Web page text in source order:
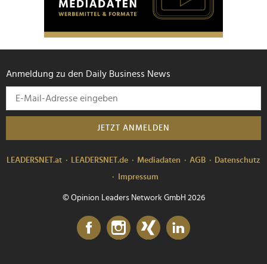
Anmeldung zu den Daily Business News
JETZT ANMELDEN
LEADERSNET.at LEADERSNET.de Mediadaten AGB
Datenschutz
Impressum
© Opinion Leaders Network GmbH 2026